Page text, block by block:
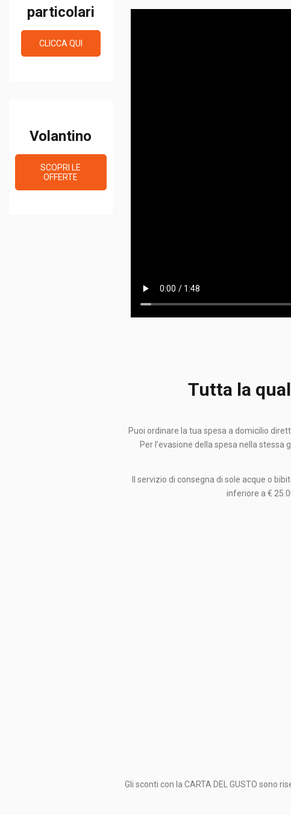
particolari
CLICCA QUI
Volantino
SCOPRI LE
OFFERTE
Tutta la
Puoi ordinare la tua spesa a domicilio
Per l’evasione della spesa nella
Il servizio di consegna di sole acque o
inferiore a €
Gli sconti con la CARTA DEL GUSTO sono